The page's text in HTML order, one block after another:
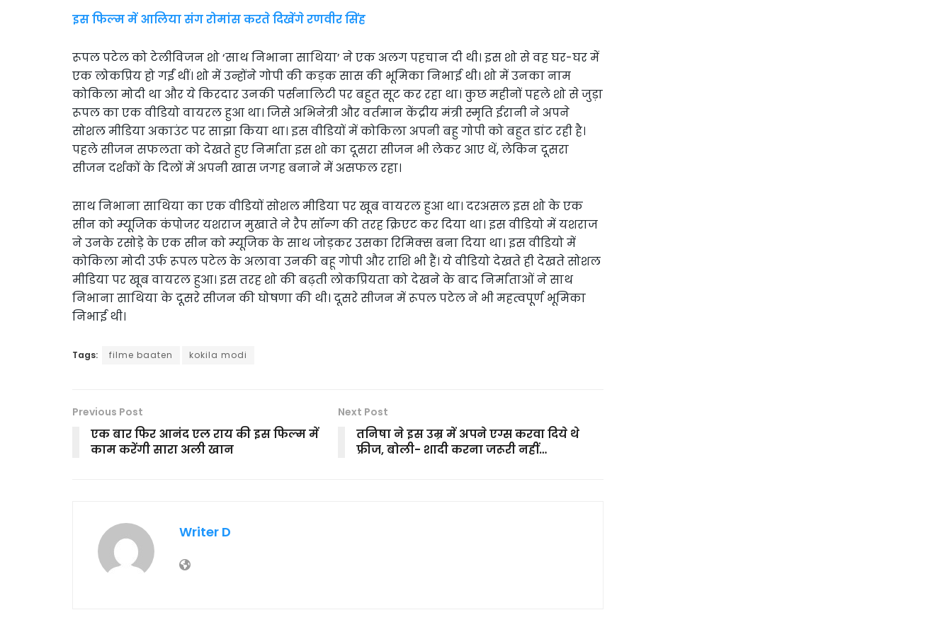
इस फिल्म में आलिया संग रोमांस करते दिखेंगे रणवीर सिंह
रूपल पटेल को टेलीविजन शो ‘साथ निभाना साथिया’ ने एक अलग पहचान दी थी। इस शो से वह घर-घर में
एक लोकप्रिय हो गईं थीं। शो में उन्होंने गोपी की कड़क सास की भूमिका निभाई थी। शो में उनका नाम
कोकिला मोदी था और ये किरदार उनकी पर्सनालिटी पर बहुत सूट कर रहा था। कुछ महीनों पहले शो से जुड़ा
रूपल का एक वीडियो वायरल हुआ था। जिसे अभिनेत्री और वर्तमान केंद्रीय मंत्री स्मृति ईरानी ने अपने
सोशल मीडिया अकाउंट पर साझा किया था। इस वीडियों में कोकिला अपनी बहु गोपी को बहुत डांट रही है।
पहले सीजन सफलता को देखते हुए निर्माता इस शो का दूसरा सीजन भी लेकर आए थें, लेकिन दूसरा
सीजन दर्शकों के दिलों में अपनी खास जगह बनाने में असफल रहा।
साथ निभाना साथिया का एक वीडियों सोशल मीडिया पर खूब वायरल हुआ था। दरअसल इस शो के एक
सीन को म्यूजिक कंपोजर यशराज मुखाते ने रैप सॉन्ग की तरह क्रिएट कर दिया था। इस वीडियो में यशराज
ने उनके रसोड़े के एक सीन को म्यूजिक के साथ जोड़कर उसका रिमिक्स बना दिया था। इस वीडियो में
कोकिला मोदी उर्फ रूपल पटेल के अलावा उनकी बहू गोपी और राशि भी हैं। ये वीडियो देखते ही देखते सोशल
मीडिया पर खूब वायरल हुआ। इस तरह शो की बढ़ती लोकप्रियता को देखने के बाद निर्माताओं ने साथ
निभाना साथिया के दूसरे सीजन की घोषणा की थी। दूसरे सीजन में रूपल पटेल ने भी महत्वपूर्ण भूमिका
निभाई थी।
Tags: filme baaten kokila modi
Previous Post
एक बार फिर आनंद एल राय की इस फिल्म में
काम करेंगी सारा अली खान
Next Post
तनिषा ने इस उम्र में अपने एग्स करवा दिये थे
फ्रीज, बोली- शादी करना जरूरी नहीं…
Writer D